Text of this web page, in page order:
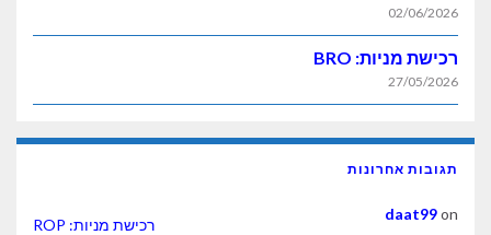
02/06/2026
רכישת מניות: BRO
27/05/2026
תגובות אחרונות
daat99on
רכישת מניות: ROP